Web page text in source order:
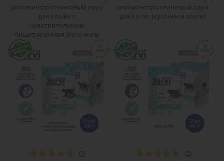
Jarvi монопротеиновый пауч
для кошек с
чувствительным
пищеварением (кусочки в
(5)
Jarvi монопротеиновый пауч
для котят (кусочки в соусе)
(2)